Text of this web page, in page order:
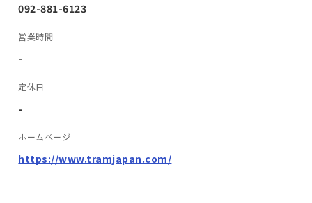
092-881-6123
営業時間
-
定休日
-
ホームページ
https://www.tramjapan.com/